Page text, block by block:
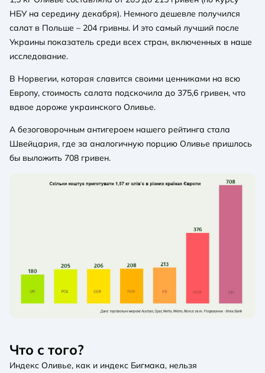
НБУ на середину декабря). Немного дешевле получился
салат в Польше – 204 гривны. И это самый лучший после
Украины показатель среди всех стран, включенных в наше
исследование.
В Норвегии, которая славится своими ценниками на всю
Европу, стоимость салата подскочила до 375,6 гривен, что
вдвое дороже украинского Оливье.
А безоговорочным антигероем нашего рейтинга стала
Швейцария, где за аналогичную порцию Оливье пришлось
бы выложить 708 гривен.
Что с того?
Индекс Оливье, как и индекс Бигмака, нельзя